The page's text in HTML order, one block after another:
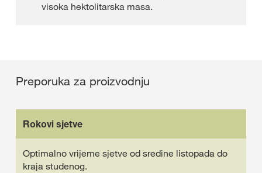
visoka hektolitarska masa.
Preporuka za proizvodnju
Rokovi sjetve
Optimalno vrijeme sjetve od sredine listopada do
kraja studenog.